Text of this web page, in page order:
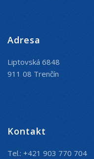
Adresa
Liptovská 6848
911 08 Trenčín
Kontakt
Tel.: +421 903 770 704